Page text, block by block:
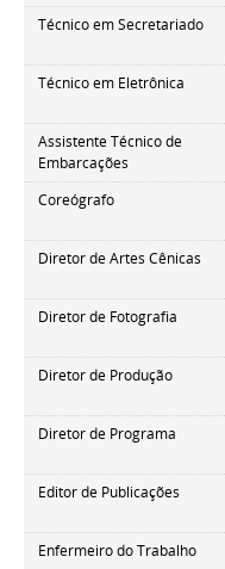
Técnico em Secretariado
Técnico em Eletrônica
Assistente Técnico de
Embarcações
Coreógrafo
Diretor de Artes Cênicas
Diretor de Fotografia
Diretor de Produção
Diretor de Programa
Editor de Publicações
Enfermeiro do Trabalho